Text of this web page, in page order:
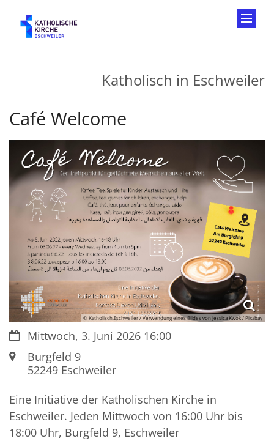
Katholisch in Eschweiler
Café Welcome
© Katholisch.Eschweiler / Verwendung eines Bildes von Jessica Kwok / Pixabay
Datum:Mittwoch, 3. Juni 2026 16:00
Ort: Burgfeld 9
52249 Eschweiler
Eine Initiative der Katholischen Kirche in
Eschweiler. Jeden Mittwoch von 16:00 Uhr bis
18:00 Uhr, Burgfeld 9, Eschweiler